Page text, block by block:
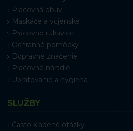
Pracovná obuv
Maskáče a vojenské
Pracovné rukavice
Ochranné pomôcky
Dopravné značenie
Pracovné náradie
Upratovanie a hygiena
SLUŽBY
Často kladené otázky